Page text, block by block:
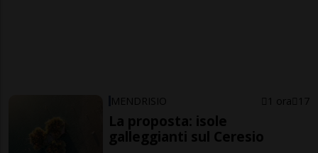
MENDRISIO 1 ora 17
La proposta: isole
galleggianti sul Ceresio